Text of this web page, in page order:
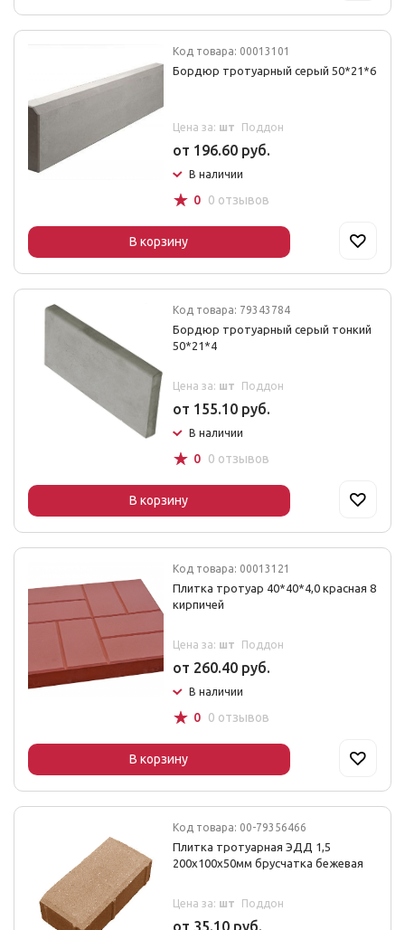
Код товара: 00013101
Бордюр тротуарный серый 50*21*6
Цена за: шт Поддон
от 196.60 руб.
В наличии
☆ 0 0 отзывов
В корзину
Код товара: 79343784
Бордюр тротуарный серый тонкий
50*21*4
Цена за: шт Поддон
от 155.10 руб.
В наличии
☆ 0 0 отзывов
В корзину
Код товара: 00013121
Плитка тротуар 40*40*4,0 красная 8
кирпичей
Цена за: шт Поддон
от 260.40 руб.
В наличии
☆ 0 0 отзывов
В корзину
Код товара: 00-79356466
Плитка тротуарная ЭДД 1,5
200х100х50мм брусчатка бежевая
Цена за: шт Поддон
от 35.10 руб.